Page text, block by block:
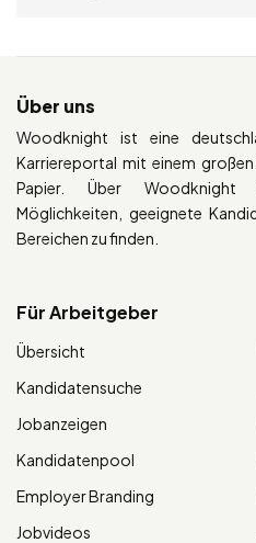
Über uns
Woodknight ist eine
Karriereportal mit einem
Papier. Über Woodknight
Möglichkeiten, geeignete
Bereichen zu finden.
Für Arbeitgeber
Übersicht
Kandidatensuche
Jobanzeigen
Kandidatenpool
Employer Branding
Jobvideos